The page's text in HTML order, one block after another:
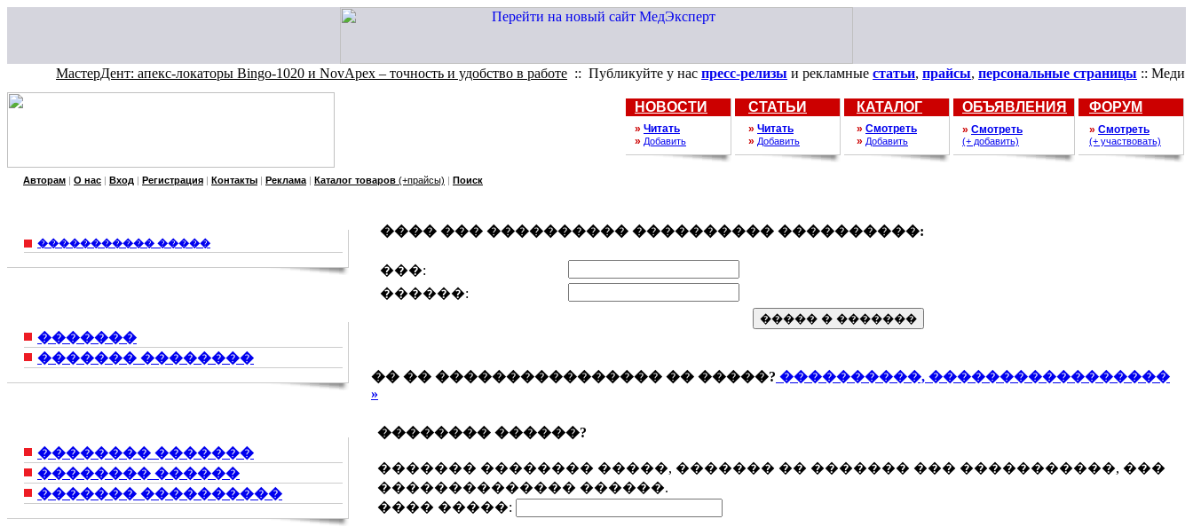
МастерДент: апекс-локаторы Bingo-1020 и NovApex – точность и удобство в работе :: Публикуйте у наспресс-релизыи рекламныестатьи,прайсы,персональные страницы:: Медицина.
НОВОСТИ
» Читать
» Добавить
СТАТЬИ
» Читать
» Добавить
КАТАЛОГ
» Смотреть
» Добавить
ОБЪЯВЛЕНИЯ
» Смотреть
(+ добавить)
ФОРУМ
» Смотреть
(+ участвовать)
Авторам | О нас | Вход | Регистрация | Контакты | Реклама | Каталог товаров (+прайсы) | Поиск
����������� �����
�������
������� ��������
�������� �������
�������� ������
������� ����������
���� ��� ���������� ���������� ����������:
���:
������:
�� �� ���������������� �� �����? ����������, �����������������
»
�������� ������?
������� �������� �����, ������� �� ������� ��� �����������, ���
�������������� ������.
���� �����: